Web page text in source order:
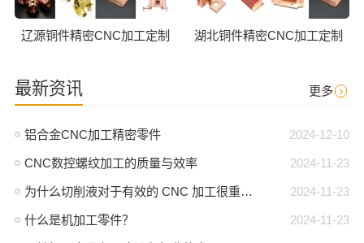
辽源铜件精密CNC加工定制 湖北铜件精密CNC加工定制
最新资讯 更多
2024-12-10
铝合金CNC加工精密零件
2024-11-23
CNC数控螺纹加工的质量与效率
2024-11-23
为什么切削液对于有效的 CNC 加工很重要？
2024-11-23
什么是机加工零件？